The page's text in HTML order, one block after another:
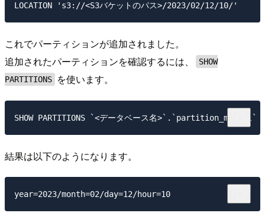
これでパーティションが追加されました。
追加されたパーティションを確認するには、
SHOW
PARTITIONS
を使います。
結果は以下のようになります。